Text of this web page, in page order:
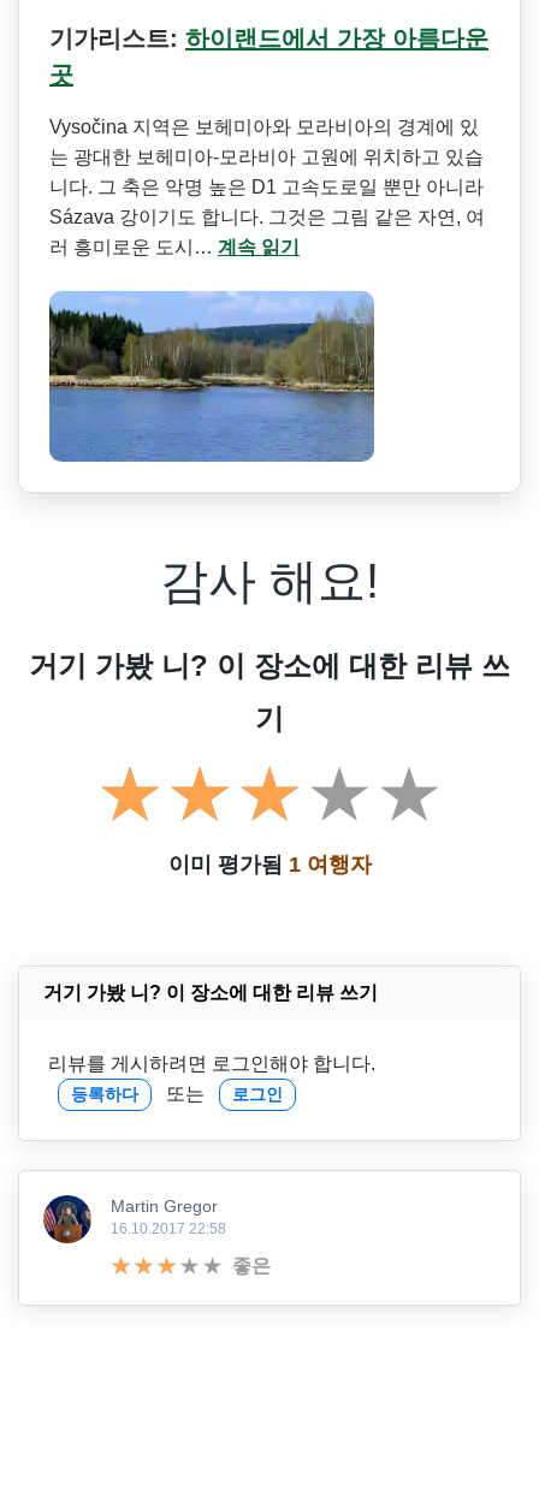
기가리스트: 하이랜드에서 가장 아름다운
곳
Vysočina 지역은 보헤미아와 모라비아의 경계에 있
는 광대한 보헤미아-모라비아 고원에 위치하고 있습
니다. 그 축은 악명 높은 D1 고속도로일 뿐만 아니라
Sázava 강이기도 합니다. 그것은 그림 같은 자연, 여
러 흥미로운 도시… 계속 읽기
감사 해요!
거기 가봤 니? 이 장소에 대한 리뷰 쓰
기
이미 평가됨 1 여행자
거기 가봤 니? 이 장소에 대한 리뷰 쓰기
리뷰를 게시하려면 로그인해야 합니다.
등록하다 또는 로그인
Martin Gregor
16.10.2017 22:58
좋은